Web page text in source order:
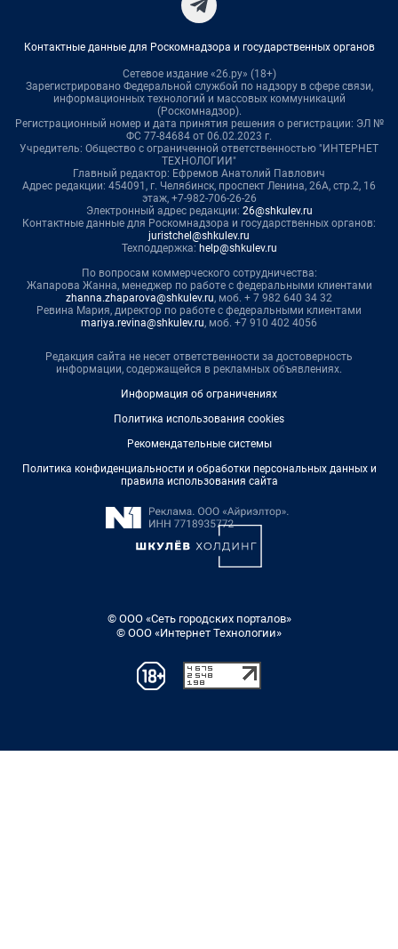
Контактные данные для Роскомнадзора и государственных органов
Сетевое издание «26.ру» (18+)
Зарегистрировано Федеральной службой по надзору в сфере связи,
информационных технологий и массовых коммуникаций
(Роскомнадзор).
Регистрационный номер и дата принятия решения о регистрации: ЭЛ №
ФС 77-84684 от 06.02.2023 г.
Учредитель: Общество с ограниченной ответственностью "ИНТЕРНЕТ
ТЕХНОЛОГИИ"
Главный редактор: Ефремов Анатолий Павлович
Адрес редакции: 454091, г. Челябинск, проспект Ленина, 26А, стр.2, 16
этаж, +7-982-706-26-26
Электронный адрес редакции: 26@shkulev.ru
Контактные данные для Роскомнадзора и государственных органов:
juristchel@shkulev.ru
Техподдержка: help@shkulev.ru
По вопросам коммерческого сотрудничества:
Жапарова Жанна, менеджер по работе с федеральными клиентами
zhanna.zhaparova@shkulev.ru, моб. + 7 982 640 34 32
Ревина Мария, директор по работе с федеральными клиентами
mariya.revina@shkulev.ru, моб. +7 910 402 4056
Редакция сайта не несет ответственности за достоверность
информации, содержащейся в рекламных объявлениях.
Информация об ограничениях
Политика использования cookies
Рекомендательные системы
Политика конфиденциальности и обработки персональных данных и
правила использования сайта
© ООО «Сеть городских порталов»
© ООО «Интернет Технологии»